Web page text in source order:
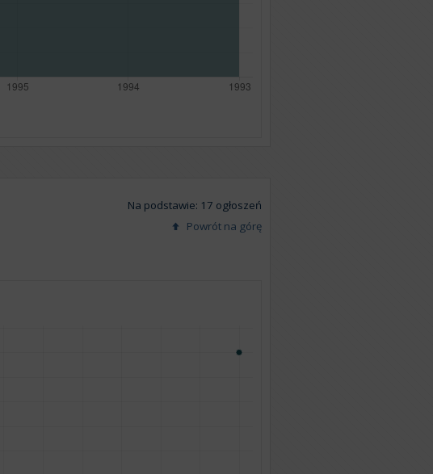
Na podstawie: 17 ogłoszeń
Powrót na górę